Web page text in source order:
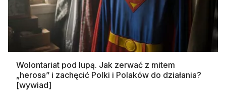
Wolontariat pod lupą. Jak zerwać z mitem
„herosa” i zachęcić Polki i Polaków do działania?
[wywiad]